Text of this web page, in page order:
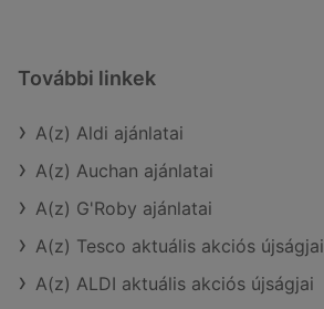
További linkek
A(z) Aldi ajánlatai
A(z) Auchan ajánlatai
A(z) G'Roby ajánlatai
A(z) Tesco aktuális akciós újságjai
A(z) ALDI aktuális akciós újságjai